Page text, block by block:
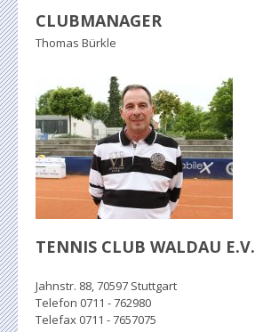
CLUBMANAGER
Thomas Bürkle
TENNIS CLUB WALDAU E.V.
Jahnstr. 88, 70597 Stuttgart
Telefon 0711 - 762980
Telefax 0711 - 7657075